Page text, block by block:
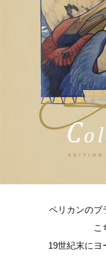
ペリカンのブ
こ
19世紀末にヨ